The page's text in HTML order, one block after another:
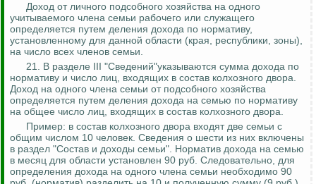
Доход от личного подсобного хозяйства на одного
учитываемого члена семьи рабочего или служащего
определяется путем деления дохода по нормативу,
установленному для данной области (края, республики, зоны),
на число всех членов семьи.
21. В разделе III "Сведений"указываются сумма дохода по
нормативу и число лиц, входящих в состав колхозного двора.
Доход на одного члена семьи от подсобного хозяйства
определяется путем деления дохода на семью по нормативу
на общее число лиц, входящих в состав колхозного двора.
Пример: в состав колхозного двора входят две семьи с
общим числом 10 человек. Сведения о шести из них включены
в раздел "Состав и доходы семьи". Норматив дохода на семью
в месяц для области установлен 90 руб. Следовательно, для
определения дохода на одного члена семьи необходимо 90